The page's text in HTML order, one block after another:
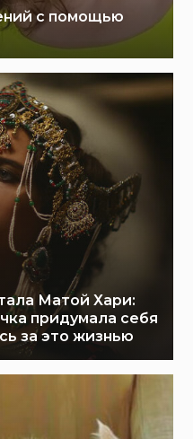
с помощью
Матой Хари:
придумала себя
за это жизнью